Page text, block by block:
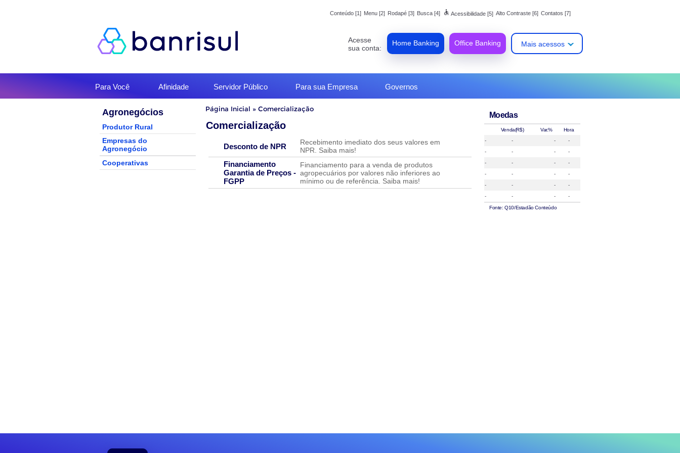
Conteúdo [1] Menu [2] Rodapé [3] Busca [4] accessible Acessibilidade [5] Alto Contraste [6] Contatos [7]
Acesse
sua conta:
Home Banking Office Banking Mais acessos
do
menu
Para Você Afinidade Servidor Público Para sua Empresa Governos
Agronegócios
Produtor Rural
Empresas do
Agronegócio
Cooperativas
Início
conteúdo
Página Inicial » Comercialização
Comercialização
Desconto de NPR
Recebimento imediato dos seus valores em
NPR. Saiba mais!
Financiamento
Garantia de Preços -
FGPP
Financiamento para a venda de produtos
agropecuários por valores não inferiores ao
mínimo ou de referência. Saiba mais!
Moedas
Venda(R$) Var.%
Hora
-
- -
-
-
- -
-
-
- -
-
-
- -
-
-
- -
-
-
- - -
Fonte: Q10/Estadão Conteúdo